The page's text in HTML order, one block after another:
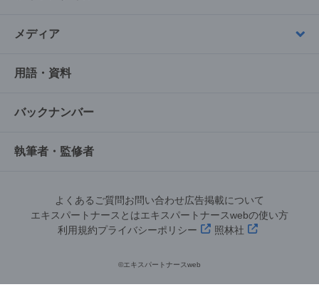
メディア
用語・資料
バックナンバー
執筆者・監修者
よくあるご質問お問い合わせ広告掲載について
エキスパートナースとはエキスパートナースwebの使い方
利用規約プライバシーポリシー 照林社
©︎エキスパートナースweb